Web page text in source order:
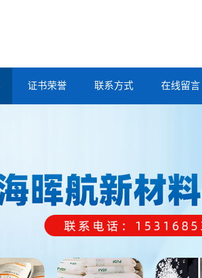
证书荣誉 联系方式 在线留言